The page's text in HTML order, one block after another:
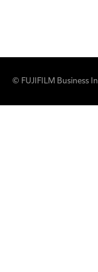
© FUJIFILM Business